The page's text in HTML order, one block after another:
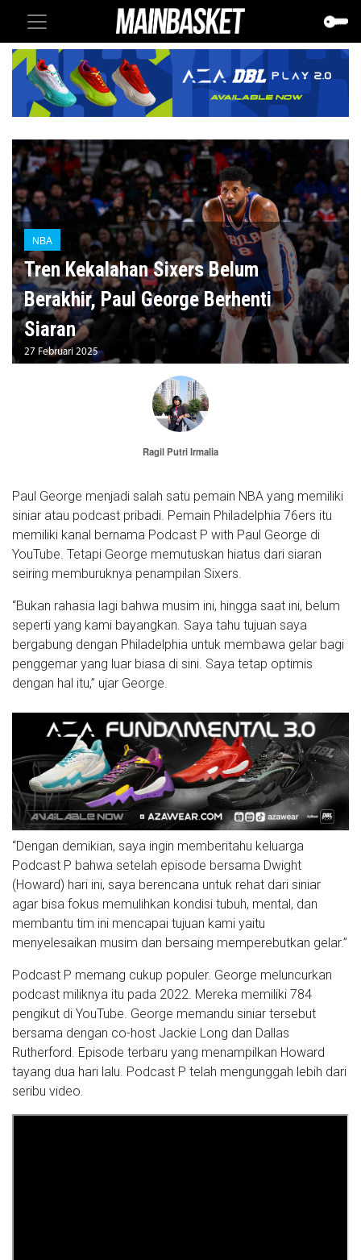
NBA
Tren Kekalahan Sixers Belum
Berakhir, Paul George Berhenti
Siaran
27 Februari 2025
Ragil Putri Irmalia
Paul George menjadi salah satu pemain NBA yang memiliki
siniar atau podcast pribadi. Pemain Philadelphia 76ers itu
memiliki kanal bernama Podcast P with Paul George di
YouTube. Tetapi George memutuskan hiatus dari siaran
seiring memburuknya penampilan Sixers.
“Bukan rahasia lagi bahwa musim ini, hingga saat ini, belum
seperti yang kami bayangkan. Saya tahu tujuan saya
bergabung dengan Philadelphia untuk membawa gelar bagi
penggemar yang luar biasa di sini. Saya tetap optimis
dengan hal itu,” ujar George.
“Dengan demikian, saya ingin memberitahu keluarga
Podcast P bahwa setelah episode bersama Dwight
(Howard) hari ini, saya berencana untuk rehat dari siniar
agar bisa fokus memulihkan kondisi tubuh, mental, dan
membantu tim ini mencapai tujuan kami yaitu
menyelesaikan musim dan bersaing memperebutkan gelar.”
Podcast P memang cukup populer. George meluncurkan
podcast miliknya itu pada 2022. Mereka memiliki 784
pengikut di YouTube. George memandu siniar tersebut
bersama dengan co-host Jackie Long dan Dallas
Rutherford. Episode terbaru yang menampilkan Howard
tayang dua hari lalu. Podcast P telah mengunggah lebih dari
seribu video.